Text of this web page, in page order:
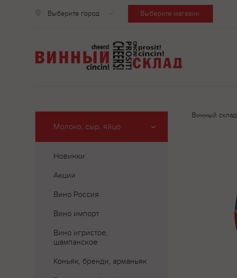
Выберите город Выберите магазин
Молоко, сыр, яйцо
Новинки
Акции
Вино Россия
Вино импорт
Вино игристое,
шампанское
Коньяк, бренди, арманьяк
Винный склад